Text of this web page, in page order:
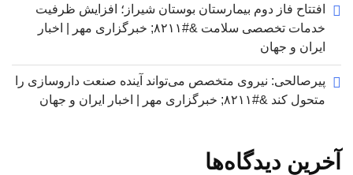
افتتاح فاز دوم بیمارستان بوستان شیراز؛ افزایش ظرفیت
خدمات تخصصی سلامت &#۸۲۱۱; خبرگزاری مهر | اخبار
ایران و جهان
پیرصالحی: نیروی متخصص می‌تواند آینده صنعت داروسازی را
متحول کند &#۸۲۱۱; خبرگزاری مهر | اخبار ایران و جهان
آخرین دیدگاه‌ها